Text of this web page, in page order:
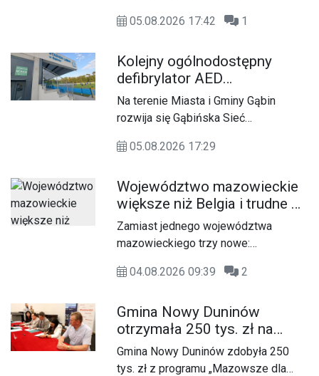
służby wojskowej.
wody. Dzięki temu zwiększy się
poprawi jakość infrastruktury
wodociągowej w gminie. Inwestycja
została zrealizowana dzięki
dofinansowaniu z Krajowego Planu
Odbudowy i Zwiększania Odporności
przekazanemu za pośrednictwem
SUW weźmie udział marszałek Adam
Struzik.
05.08.2026 17:42 1
Kolejny ogólnodostępny
defibrylator AED
zamontowany w Gąbinie
Na terenie Miasta i Gminy Gąbin
rozwija się Gąbińska Sieć
Stowarzyszenia Razem-dla Miasta i
Jakubem Ziółkowskim stale
powiększa się o kolejne
ogólnodostępne punkty ze sprzętem
ratującym życie w sytuacji
krążenia.
05.08.2026 17:29
Województwo mazowieckie
większe niż Belgia i trudne w
zarządzaniu. Eksperci
proponują podział centralnej
Zamiast jednego województwa
mazowieckiego trzy nowe:
staropolskie, które połączyłoby
świętokrzyskim. Z taką propozycją
wyszedł niedawno ekspert Instytutu
Sobieskiego dr Łukasz Zaborowski.
Zdaniem autora koncepcji nowy
04.08.2026 09:39 2
Gmina Nowy Duninów
otrzymała 250 tys. zł na
oświetlenie stadionu
Gmina Nowy Duninów zdobyła 250
tys. zł z programu „Mazowsze dla